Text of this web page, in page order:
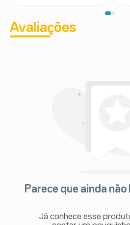
Avaliações
Parece que ainda não
Já conhece esse